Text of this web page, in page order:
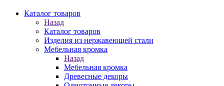
Каталог товаров
Назад
Каталог товаров
Изделия из нержавеющей стали
Мебельная кромка
Назад
Мебельная кромка
Древесные декоры